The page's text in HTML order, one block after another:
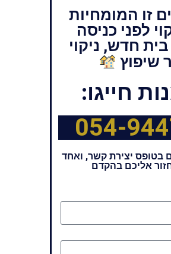
זו המומחיות
לפני כניסה
חדש, ניקוי
שיפוץ
חייגו:
054-
בטופס יצירת קשר, ואחד
אליכם בהקדם